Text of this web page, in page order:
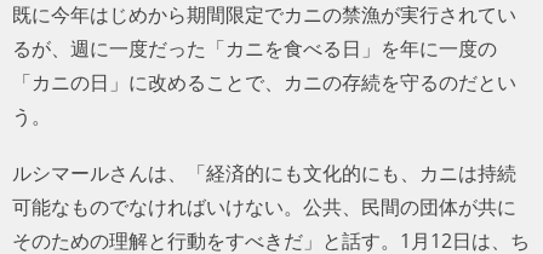
既に今年はじめから期間限定でカニの禁漁が実行されてい
るが、週に一度だった「カニを食べる日」を年に一度の
「カニの日」に改めることで、カニの存続を守るのだとい
う。
ルシマールさんは、「経済的にも文化的にも、カニは持続
可能なものでなければいけない。公共、民間の団体が共に
そのための理解と行動をすべきだ」と話す。1月12日は、ち